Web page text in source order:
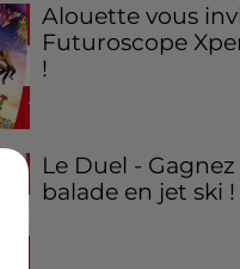
Alouette vous
Futuroscope
!
Le Duel -
balade en jet ski !